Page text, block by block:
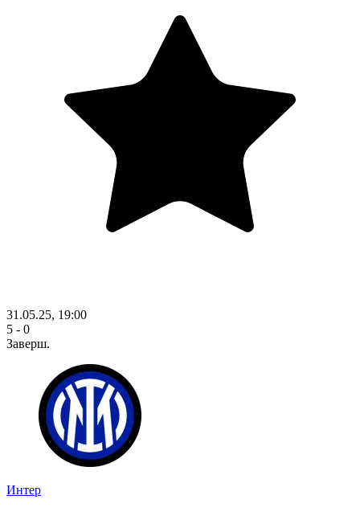
31.05.25, 19:00
5 - 0
Заверш.
Интер